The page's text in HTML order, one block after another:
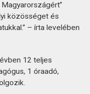
közösséget és
– írta levelében
12 teljes
1 óraadó,